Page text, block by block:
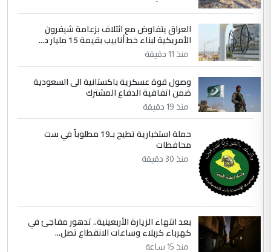
4 سردار
التعليق : واحد من عصابة علي ماما يسقط
جنسية الرافد الثالث للعراق ومن اصول عريقة
ابا فرات ...
الموضوع :
الجواهري يرد على صدام حسين سل
مضجعيك يابن الزنا (نص كامل)
سردار
التعليق : واحد من عصابة علي ماما يسقط
جنسية الرافد الثالث للعراق ومن اصول عريقة
ابا فرات ...
الموضوع :
الجواهري يرد على صدام حسين سل
مضجعيك يابن الزنا (نص كامل)
العراق يتفاوض مع ائتلاف بزعامة شيفرون
الأمريكية لبناء خط أنابيب بقيمة 15 مليار د...
منذ 11 دقيقة
وصول قوة عسكرية باكستانية الى السعودية
ضمن اتفاقية الدفاع المشترك
منذ 19 دقيقة
حملة استخبارية تطيح بـ19 مطلوباً في ست
محافظات
منذ 30 دقيقة
بعد انتهاء الزيارة الأربعينية.. تدهور مفاجئ في
كهرباء كربلاء وساعات الانقطاع تصل...
منذ 15 ساعة